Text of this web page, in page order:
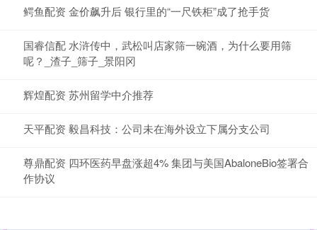
鳄鱼配资 金价飙升后 银行里的“一尺铁柜”成了抢手货
国睿信配 水浒传中，武松叫店家筛一碗酒，为什么要用筛
呢？_渣子_筛子_景阳冈
辉煌配资 苏州留学中介推荐
天平配资 毅昌科技：公司未在海外设立下属分支公司
尊鼎配资 四环医药早盘涨超4% 集团与美国AbaloneBio签署合
作协议